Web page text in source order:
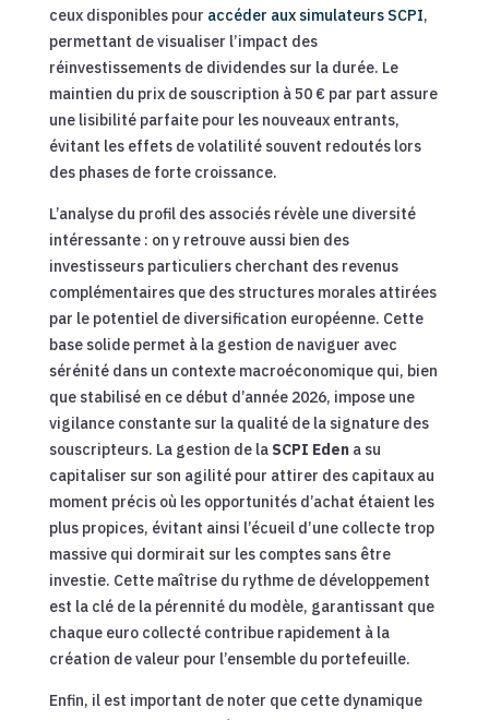
ceux disponibles pour accéder aux simulateurs SCPI,
permettant de visualiser l’impact des
réinvestissements de dividendes sur la durée. Le
maintien du prix de souscription à 50 € par part assure
une lisibilité parfaite pour les nouveaux entrants,
évitant les effets de volatilité souvent redoutés lors
des phases de forte croissance.
L’analyse du profil des associés révèle une diversité
intéressante : on y retrouve aussi bien des
investisseurs particuliers cherchant des revenus
complémentaires que des structures morales attirées
par le potentiel de diversification européenne. Cette
base solide permet à la gestion de naviguer avec
sérénité dans un contexte macroéconomique qui, bien
que stabilisé en ce début d’année 2026, impose une
vigilance constante sur la qualité de la signature des
souscripteurs. La gestion de la SCPI Edena su
capitaliser sur son agilité pour attirer des capitaux au
moment précis où les opportunités d’achat étaient les
plus propices, évitant ainsi l’écueil d’une collecte trop
massive qui dormirait sur les comptes sans être
investie. Cette maîtrise du rythme de développement
est la clé de la pérennité du modèle, garantissant que
chaque euro collecté contribue rapidement à la
création de valeur pour l’ensemble du portefeuille.
Enfin, il est important de noter que cette dynamique